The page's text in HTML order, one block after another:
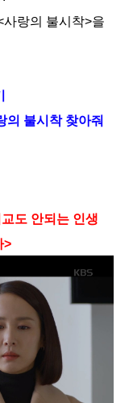
랑의 불시착>을
불시착 찾아줘
도 안되는 인생
>